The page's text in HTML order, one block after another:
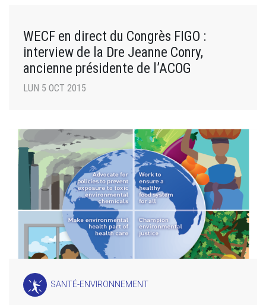
WECF en direct du Congrès FIGO :
interview de la Dre Jeanne Conry,
ancienne présidente de l’ACOG
LUN 5 OCT 2015
SANTÉ-ENVIRONNEMENT